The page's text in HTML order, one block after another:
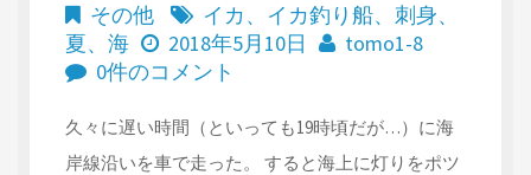
その他 イカ、 イカ釣り船、 刺身、
夏、 海 2018年5月10日
tomo1-8
0件のコメント
久々に遅い時間（といっても19時頃だが…）に海
岸線沿いを車で走った。 すると海上に灯りをポツ